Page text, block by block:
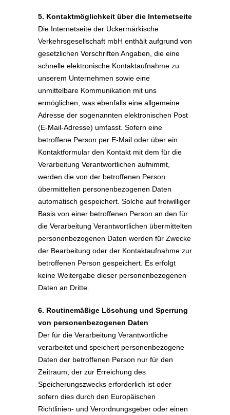
5. Kontaktmöglichkeit über die Internetseite
Die Internetseite der Uckermärkische
Verkehrsgesellschaft mbH enthält aufgrund von
gesetzlichen Vorschriften Angaben, die eine
schnelle elektronische Kontaktaufnahme zu
unserem Unternehmen sowie eine
unmittelbare Kommunikation mit uns
ermöglichen, was ebenfalls eine allgemeine
Adresse der sogenannten elektronischen Post
(E-Mail-Adresse) umfasst. Sofern eine
betroffene Person per E-Mail oder über ein
Kontaktformular den Kontakt mit dem für die
Verarbeitung Verantwortlichen aufnimmt,
werden die von der betroffenen Person
übermittelten personenbezogenen Daten
automatisch gespeichert. Solche auf freiwilliger
Basis von einer betroffenen Person an den für
die Verarbeitung Verantwortlichen übermittelten
personenbezogenen Daten werden für Zwecke
der Bearbeitung oder der Kontaktaufnahme zur
betroffenen Person gespeichert. Es erfolgt
keine Weitergabe dieser personenbezogenen
Daten an Dritte.
6. Routinemäßige Löschung und Sperrung
von personenbezogenen Daten
Der für die Verarbeitung Verantwortliche
verarbeitet und speichert personenbezogene
Daten der betroffenen Person nur für den
Zeitraum, der zur Erreichung des
Speicherungszwecks erforderlich ist oder
sofern dies durch den Europäischen
Richtlinien- und Verordnungsgeber oder einen